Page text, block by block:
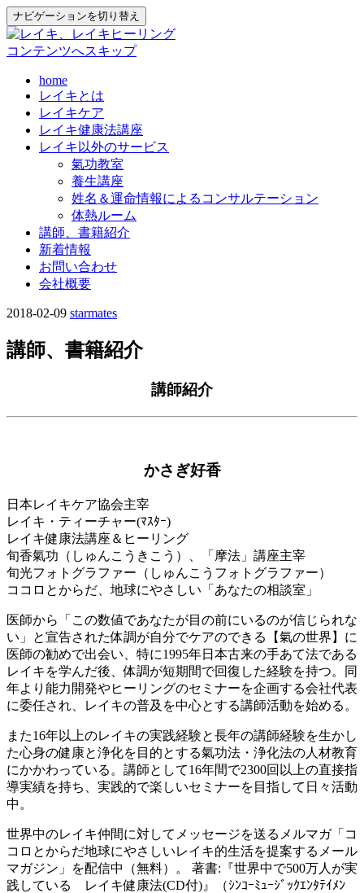
ナビゲーションを切り替え
コンテンツへスキップ
home
レイキとは
レイキケア
レイキ健康法講座
レイキ以外のサービス
氣功教室
養生講座
姓名＆運命情報によるコンサルテーション
体熱ルーム
講師、書籍紹介
新着情報
お問い合わせ
会社概要
2018-02-09 starmates
講師、書籍紹介
講師紹介
かさぎ好香
日本レイキケア協会主宰
レイキ・ティーチャー(ﾏｽﾀｰ)
レイキ健康法講座＆ヒーリング
旬香氣功（しゅんこうきこう）、「摩法」講座主宰
旬光フォトグラファー（しゅんこうフォトグラファー）
ココロとからだ、地球にやさしい「あなたの相談室」
医師から「この数値であなたが目の前にいるのが信じられな
い」と宣告された体調が自分でケアのできる【氣の世界】に
医師の勧めで出会い、特に1995年日本古来の手あて法である
レイキを学んだ後、体調が短期間で回復した経験を持つ。同
年より能力開発やヒーリングのセミナーを企画する会社代表
に委任され、レイキの普及を中心とする講師活動を始める。
また16年以上のレイキの実践経験と長年の講師経験を生かし
た心身の健康と浄化を目的とする氣功法・浄化法の人材教育
にかかわっている。講師として16年間で2300回以上の直接指
導実績を持ち、実践的で楽しいセミナーを目指して日々活動
中。
世界中のレイキ仲間に対してメッセージを送るメルマガ「コ
コロとからだ地球にやさしいレイキ的生活を提案するメール
マガジン」を配信中（無料）。 著書:『世界中で500万人が実
践している レイキ健康法(CD付)』（ｼﾝｺｰﾐｭｰｼﾞｯｸｴﾝﾀﾃｲﾒﾝ